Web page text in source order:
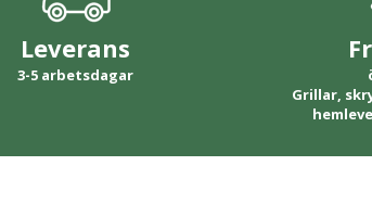
Leverans
3-5 arbetsdagar
Grillar,